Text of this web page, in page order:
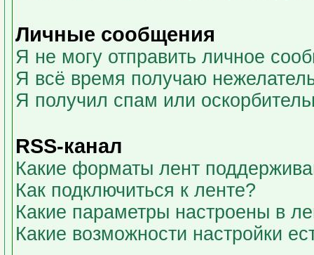
Личные сообщения
Я не могу отправить личное
Я всё время получаю
Я получил спам или
RSS-канал
Какие форматы лент
Как подключиться к ленте?
Какие параметры настроены в
Какие возможности настройки